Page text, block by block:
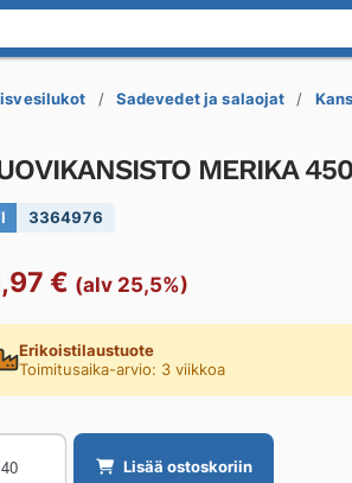
Sadevedet ja salaojat
MERIKA
3364976
€ (alv 25,5%)
Erikoistilaustuote
Toimitusaika-arvio: 3 viikkoa
Lisää ostoskoriin